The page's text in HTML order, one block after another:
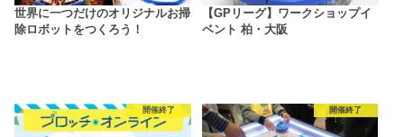
世界に一つだけのオリジナルお掃
除ロボットをつくろう！
【GPリーグ】ワークショップイ
ベント 柏・大阪
開催終了 開催終了